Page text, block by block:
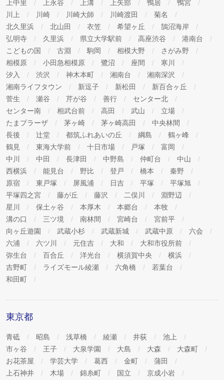
上中里 上永谷 上溝 上矢部 鴨居
鴨宮
川上
川崎 川崎大師 川崎渡田
菊名
北久里浜
北山田 衣笠 希望ヶ丘
鵠沼海岸
弘明寺
久里浜 県立大学駅前 高座渋谷
港南台
こどもの国
古淵 駒岡 相模大野
さがみ野
相模原
小田急相模原 鷺沼 座間
寒川
汐入
渋沢 神木本町 湘南台
湘南深沢
湘南ライフタウン
新逗子 新松田
新百合ヶ丘
菅生
瀬谷 芹が谷 善行
センター北
センター南
相武台前 高田 武山
立場
たまプラーザ
茅ヶ崎 茅ヶ崎高田
中央林間
長後
辻堂 都筑ふれあいの丘 綱島
鶴ヶ峰
鶴見
東海大学前 十日市場 戸塚
富岡
中川
中田 長津田 中野島 仲町台
中山
西横浜
能見台 野比 登戸 橋本
秦野
原宿
東戸塚 屏風浦 日吉 平塚
平塚旭
平塚四之宮
藤が丘 藤沢 二俣川
淵野辺
星川
保土ヶ谷 本厚木 本郷台
本牧
溝の口
三ツ境 南林間 宮崎台
宮前平
向ヶ丘遊園
武蔵小杉 武蔵新城 武蔵中原
六会
六浦
六ツ川 元住吉 大和
大和市役所前
弥生台
百合丘 洋光台 横須賀中央
横浜
吉野町
ライズモール綾瀬 六角橋
若葉台
和田町
東京都
青砥 昭島 浅草橋 綾瀬 井荻
池上
市ヶ谷
王子 大泉学園 大島 大森
大森町
お花茶屋
学芸大学 葛西 金町
蒲田
上石神井
木場 錦糸町 国立
京成小岩